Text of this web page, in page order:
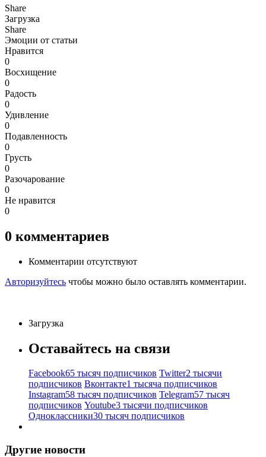
Share
Загрузка
Share
Эмоции от статьи
Нравится
0
Восхищение
0
Радость
0
Удивление
0
Подавленность
0
Грусть
0
Разочарование
0
Не нравится
0
0 комментариев
Комментарии отсутствуют
Авторизуйтесь чтобы можно было оставлять комментарии.
Загрузка
Оставайтесь на связи
Facebook65 тысяч подписчиков Twitter2 тысячи
подписчиков Вконтакте1 тысяча подписчиков
Instagram58 тысяч подписчиков Telegram57 тысяч
подписчиков Youtube3 тысячи подписчиков
Одноклассники30 тысяч подписчиков
Другие новости